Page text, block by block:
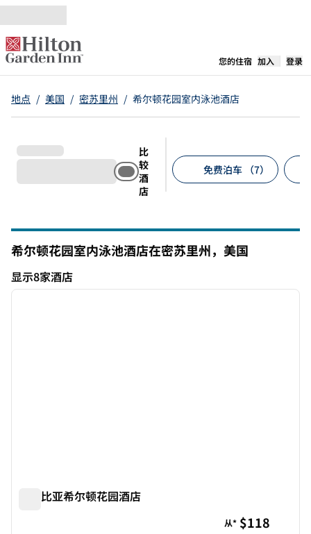
跳转至内容
您的住宿, 在新标签
加入 登录
地点 / 美国 / 密苏里州 / 希尔顿花园室内泳池酒店
比
较
酒
店
免费泊车 （7）
希尔顿花园室内泳池酒店在密苏里州，美国
显示8家酒店
显示8家酒店
1/12
下一
哥伦比亚希尔顿花园酒店
从* $118